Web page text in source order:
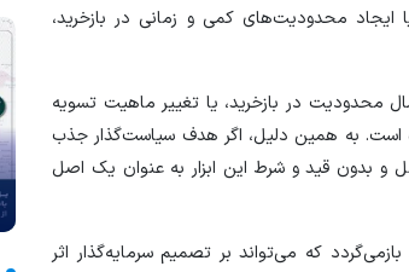
ایجاد محدودیت‌های کمی و زمانی در بازخرید،
محدودیت در بازخرید، یا تغییر ماهیت تسویه
است. به همین دلیل، اگر هدف سیاست‌گذار جذب
و بدون قید و شرط این ابزار به عنوان یک اصل
که می‌تواند بر تصمیم سرمایه‌گذار اثر